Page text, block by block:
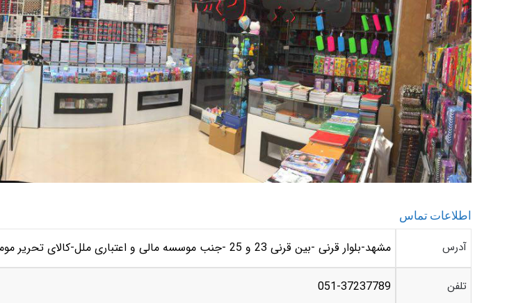
اطلاعات تماس
آدرس مشهد-بلوار قرنی -بین قرنی 23 و 25 -جنب موسسه مالی و اعتباری ملل-کالای تحریر مومن
تلفن 051-37237789